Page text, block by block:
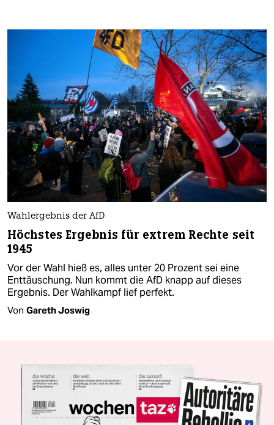
Wahlergebnis der AfD
Höchstes Ergebnis für extrem Rechte seit
1945
Vor der Wahl hieß es, alles unter 20 Prozent sei eine
Enttäuschung. Nun kommt die AfD knapp auf dieses
Ergebnis. Der Wahlkampf lief perfekt.
Von Gareth Joswig